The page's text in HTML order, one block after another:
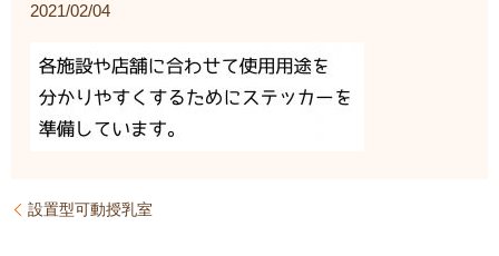
2021/02/04
設置型可動授乳室